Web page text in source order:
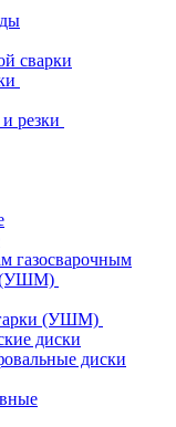
сварки
резки
газосварочным
(УШМ)
(УШМ)
диски
диски